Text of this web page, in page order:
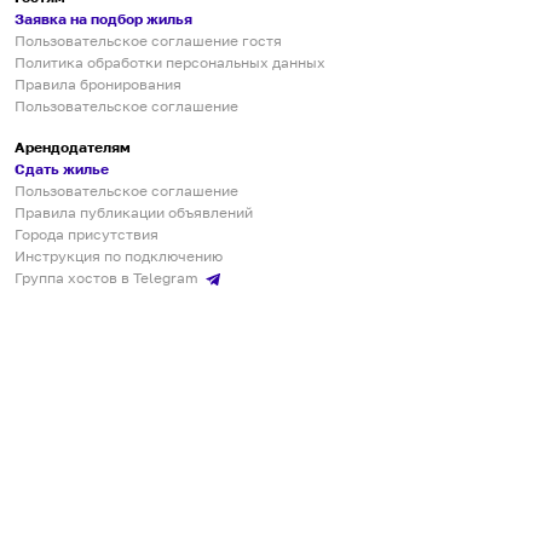
Заявка на подбор жилья
Пользовательское соглашение гостя
Политика обработки персональных данных
Правила бронирования
Пользовательское соглашение
Арендодателям
Сдать жилье
Пользовательское соглашение
Правила публикации объявлений
Города присутствия
Инструкция по подключению
Группа хостов в Telegram